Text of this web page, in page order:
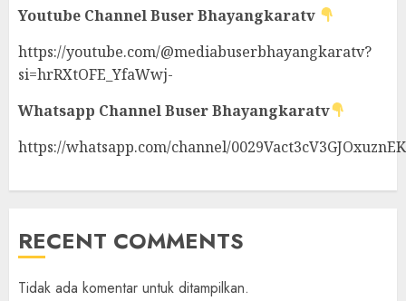
Youtube ChannelBuser Bhayangkaratv
https://youtube.com/@mediabuserbhayangkaratv?
si=hrRXtOFE_YfaWwj-
Whatsapp ChannelBuser Bhayangkaratv
https://whatsapp.com/channel/
RECENT COMMENTS
Tidak ada komentar untuk ditampilkan.